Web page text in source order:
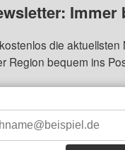
die
Region bequem ins